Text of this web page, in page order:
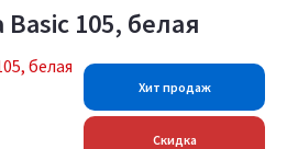
105, белая
Хит продаж
Скидка